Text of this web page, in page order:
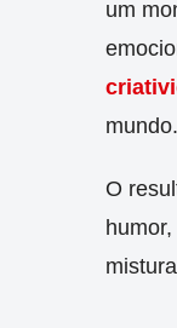
um
mundo.
O